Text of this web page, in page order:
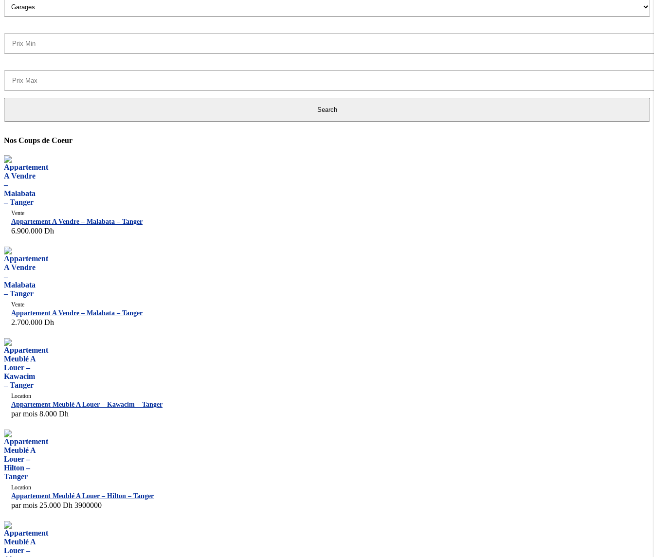
Search
Nos Coups de Coeur
Vente
Appartement A Vendre – Malabata – Tanger
6.900.000 Dh
Vente
Appartement A Vendre – Malabata – Tanger
2.700.000 Dh
Location
Appartement Meublé A Louer – Kawacim – Tanger
par mois 8.000 Dh
Location
Appartement Meublé A Louer – Hilton – Tanger
par mois 25.000 Dh 3900000